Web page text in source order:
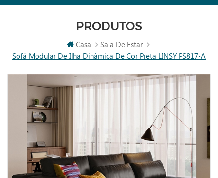
PRODUTOS
Casa
Sala De Estar
Sofá Modular De Ilha Dinâmica De Cor Preta LINSY PS817-A